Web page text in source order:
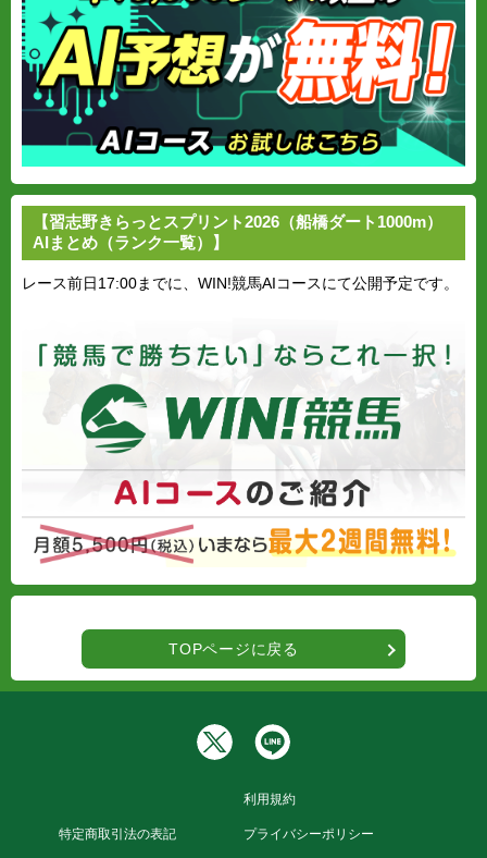
【習志野きらっとスプリント2026（船橋ダート1000m）
AIまとめ（ランク一覧）】
レース前日17:00までに、WIN!競馬AIコースにて公開予定です。
TOPページに戻る
利用規約
特定商取引法の表記 プライバシーポリシー